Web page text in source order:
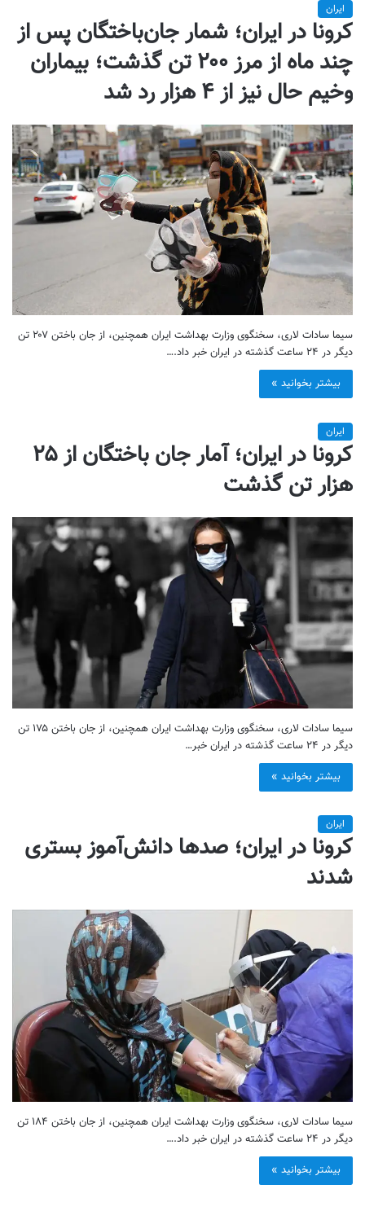
ایران
کرونا در ایران؛ شمار جان‌باختگان پس از
چند ماه از مرز ۲۰۰ تن گذشت؛ بیماران
وخیم حال نیز از ۴ هزار رد شد
سیما سادات لاری، سخنگوی وزارت بهداشت ایران همچنین، از جان باختن ۲۰۷ تن
دیگر در ۲۴ ساعت گذشته در ایران خبر داد.…
بیشتر بخوانید »
ایران
کرونا در ایران؛ آمار جان باختگان از ۲۵
هزار تن گذشت
سیما سادات لاری، سخنگوی وزارت بهداشت ایران همچنین، از جان باختن ۱۷۵ تن
دیگر در ۲۴ ساعت گذشته در ایران خبر…
بیشتر بخوانید »
ایران
کرونا در ایران؛ صدها دانش‌آموز بستری
شدند
سیما سادات لاری، سخنگوی وزارت بهداشت ایران همچنین، از جان باختن ۱۸۴ تن
دیگر در ۲۴ ساعت گذشته در ایران خبر داد.…
بیشتر بخوانید »